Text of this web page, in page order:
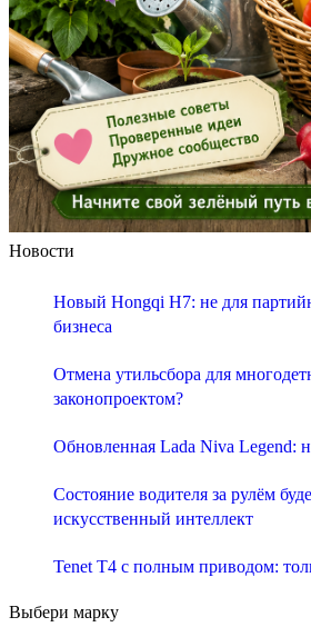
Новости
Новый Hongqi H7: не для
бизнеса
Отмена утильсбора для
законопроектом?
Обновленная Lada Niva
Состояние водителя за рулём
искусственный интеллект
Tenet T4 с полным приводом:
Выбери марку